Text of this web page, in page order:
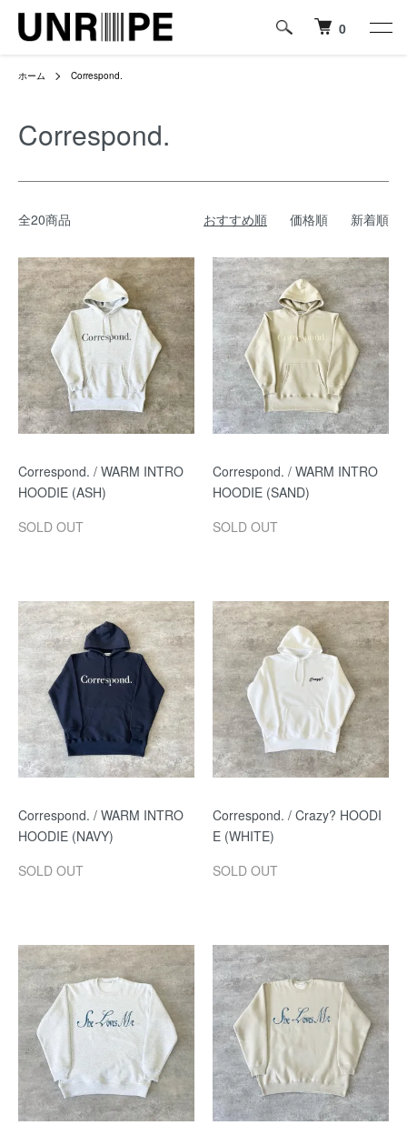
0
ホーム Correspond.
Correspond.
全20商品 おすすめ順 価格順 新着順
Correspond. / WARM INTRO
HOODIE (ASH)
SOLD OUT
Correspond. / WARM INTRO
HOODIE (SAND)
SOLD OUT
Correspond. / WARM INTRO
HOODIE (NAVY)
SOLD OUT
Correspond. / Crazy? HOODI
E (WHITE)
SOLD OUT